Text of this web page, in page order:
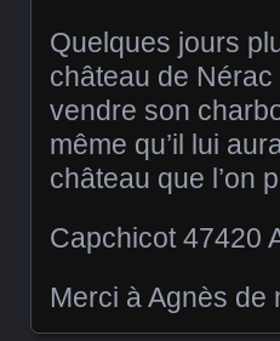
Quelques jours
château de
vendre son
même qu’il lui
château que l’on
Capchicot 47420
Merci à Agnès de